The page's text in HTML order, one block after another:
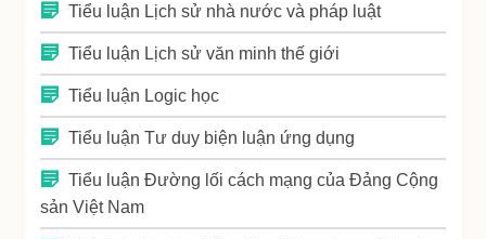
Tiểu luận Lịch sử nhà nước và pháp luật
Tiểu luận Lịch sử văn minh thế giới
Tiểu luận Logic học
Tiểu luận Tư duy biện luận ứng dụng
Tiểu luận Đường lối cách mạng của Đảng Cộng
sản Việt Nam